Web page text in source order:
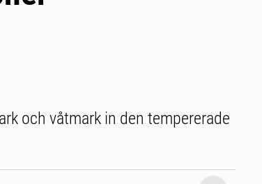
och våtmark in den tempererade